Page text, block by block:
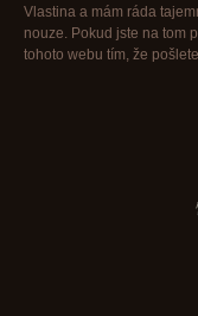
Vlastina a mám ráda
nouze. Pokud jste na tom
tohoto webu tím, že